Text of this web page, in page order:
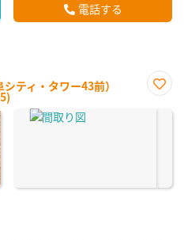
電話する
ティ・タワー43前）
に入